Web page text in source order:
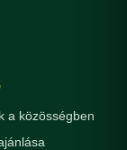
a közösségben